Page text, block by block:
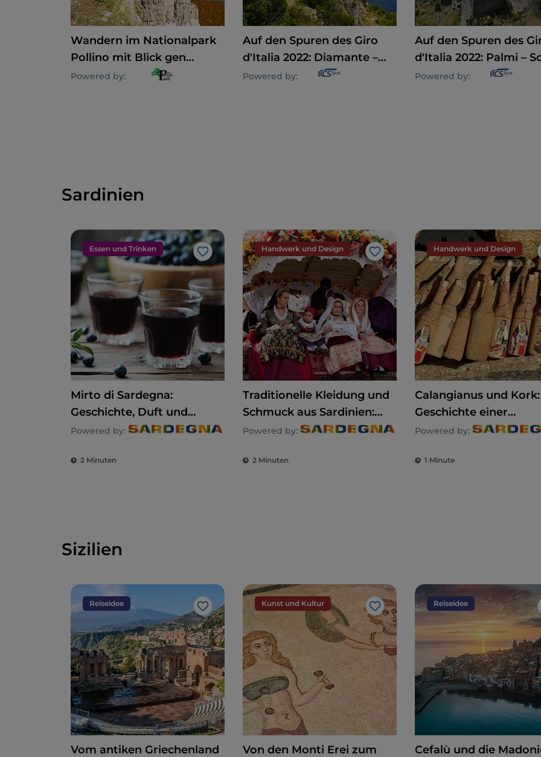
Wandern im Nationalpark
Pollino mit Blick gen
Horizont
Powered by:
Auf den Spuren des Giro
d'Italia 2022: Diamante –
Potenza
Powered by:
Auf den Spuren des
d'Italia 2022: Palmi –
Powered by:
Sardinien
Essen und Trinken
Like
Mirto di Sardegna:
Geschichte, Duft und
Tradition des Likörs, der
Powered by:
2 Minuten
Handwerk und Design
Like
Traditionelle Kleidung und
Schmuck aus Sardinien:
Identität, Tradition und
Powered by:
2 Minuten
Handwerk und Design
Calangianus und Kork:
Geschichte einer
sardischen Exzellenz
Powered by:
1 Minute
Sizilien
Reiseidee
Like
Vom antiken Griechenland
Kunst und Kultur
Like
Von den Monti Erei zum
Reiseidee
Cefalù und die